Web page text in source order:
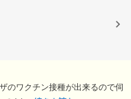
のワクチン接種が出来るので伺